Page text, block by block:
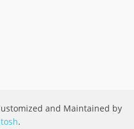
and Maintained by
.